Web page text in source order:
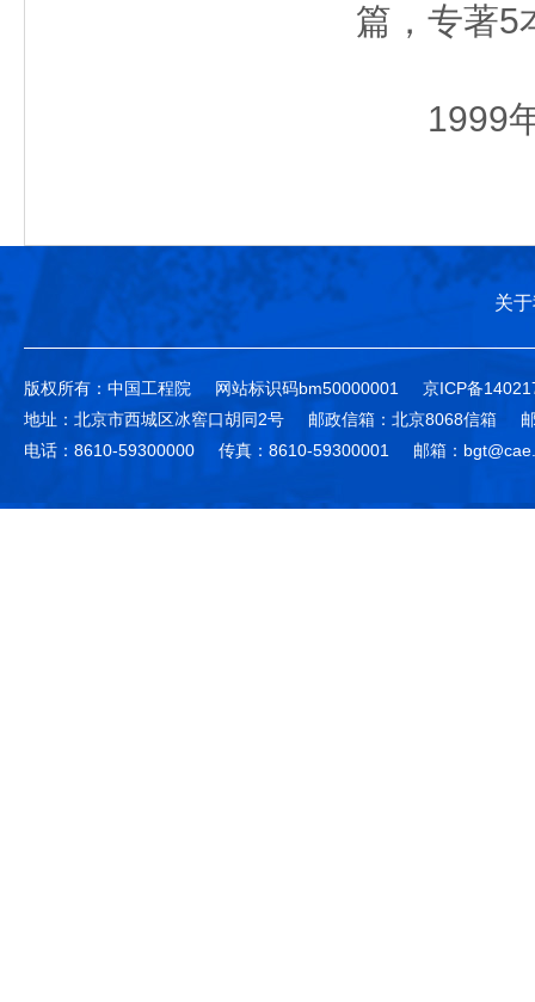
篇，专著5
1999年
关
版权所有：中国工程院 网站标识码bm50000001
京ICP备
地址：北京市西城区冰窖口胡同2号
邮政信箱：北京8068信箱
电话：8610-59300000
传真：8610-59300001 邮箱：